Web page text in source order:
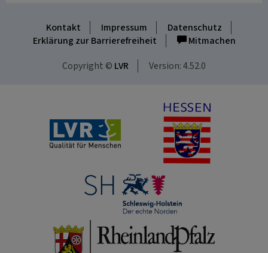
Kontakt Impressum
Datenschutz
Erklärung zur Barrierefreiheit
Mitmachen
Copyright © LVR Version: 4.52.0